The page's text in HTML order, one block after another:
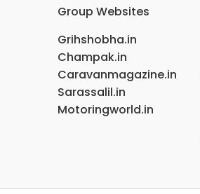
Group Websites
Grihshobha.in
Champak.in
Caravanmagazine.in
Sarassalil.in
Motoringworld.in